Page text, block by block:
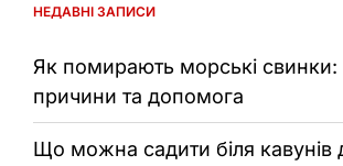
НЕДАВНІ ЗАПИСИ
Як помирають морські свинки:
причини та допомога
Що можна садити біля кавунів